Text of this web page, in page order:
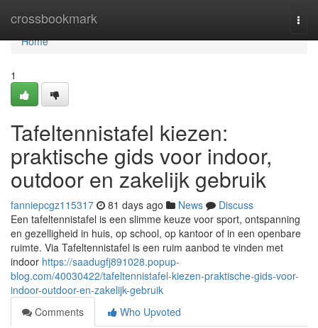
crossbookmark
Home
Home
1
Tafeltennistafel kiezen:
praktische gids voor indoor,
outdoor en zakelijk gebruik
fanniepcgz115317 81 days ago News
Discuss
Een tafeltennistafel is een slimme keuze voor sport, ontspanning
en gezelligheid in huis, op school, op kantoor of in een openbare
ruimte. Via Tafeltennistafel is een ruim aanbod te vinden met
indoor https://saadugfj891028.popup-
blog.com/40030422/tafeltennistafel-kiezen-praktische-gids-voor-
indoor-outdoor-en-zakelijk-gebruik
Comments
Who Upvoted